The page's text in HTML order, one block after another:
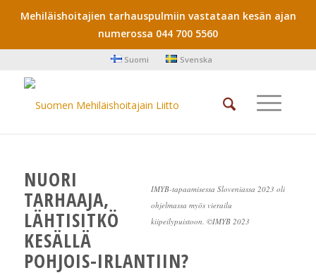
Mehiläishoitajien tarhauspulmiin vastataan kesän ajan
numerossa 044 700 5560
Suomi Svenska
IMYB-tapaamisessa Sloveniassa 2023 oli
ohjelmassa myös vierailu
kiipeilypuistoon. ©IMYB 2023
NUORI
TARHAAJA,
LÄHTISITKÖ
KESÄLLÄ
POHJOIS-IRLANTIIN?